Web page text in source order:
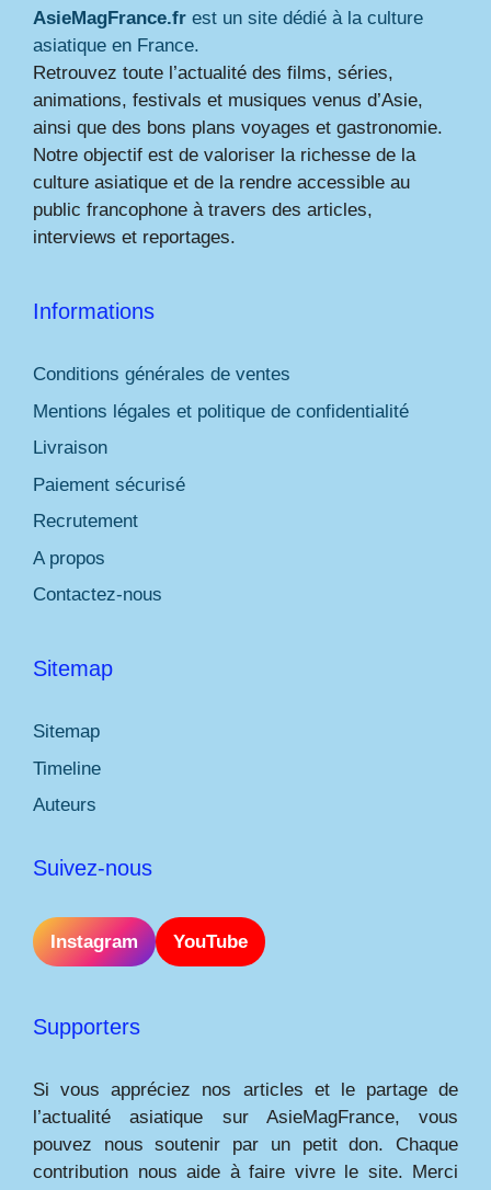
AsieMagFrance.fr est un site dédié à la culture
asiatique en France.
Retrouvez toute l’actualité des films, séries,
animations, festivals et musiques venus d’Asie,
ainsi que des bons plans voyages et gastronomie.
Notre objectif est de valoriser la richesse de la
culture asiatique et de la rendre accessible au
public francophone à travers des articles,
interviews et reportages.
Informations
Conditions générales de ventes
Mentions légales et politique de confidentialité
Livraison
Paiement sécurisé
Recrutement
A propos
Contactez-nous
Sitemap
Sitemap
Timeline
Auteurs
Suivez-nous
Instagram YouTube
Supporters
Si vous appréciez nos articles et le partage de
l’actualité asiatique sur AsieMagFrance, vous
pouvez nous soutenir par un petit don. Chaque
contribution nous aide à faire vivre le site. Merci